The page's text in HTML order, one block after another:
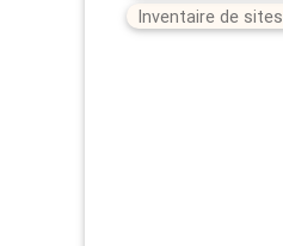
Inventaire de sites